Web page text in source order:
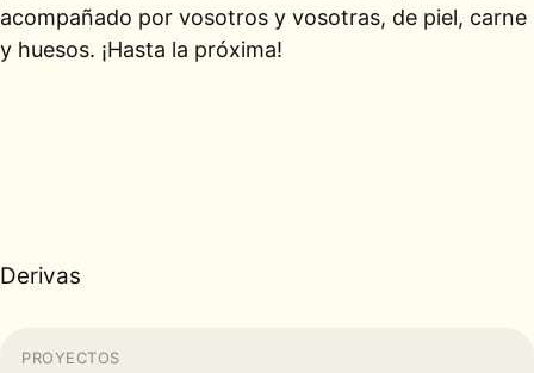
acompañado por vosotros y vosotras, de piel, carne
y huesos. ¡Hasta la próxima!
Derivas
PROYECTOS